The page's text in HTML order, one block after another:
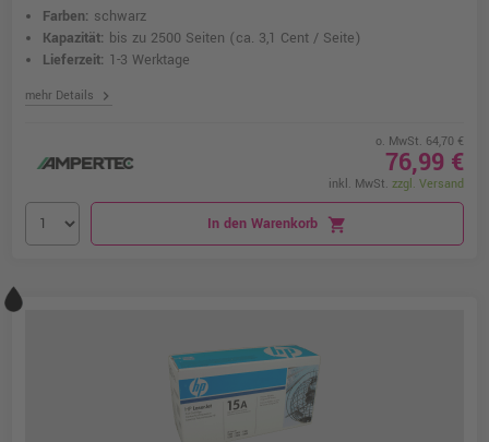
Farben: schwarz
Kapazität: bis zu 2500 Seiten (ca. 3,1 Cent / Seite)
Lieferzeit: 1-3 Werktage
mehr Details chevron_right
o. MwSt. 64,70 €
76,99 €
inkl. MwSt. zzgl. Versand
In den Warenkorb shopping_cart